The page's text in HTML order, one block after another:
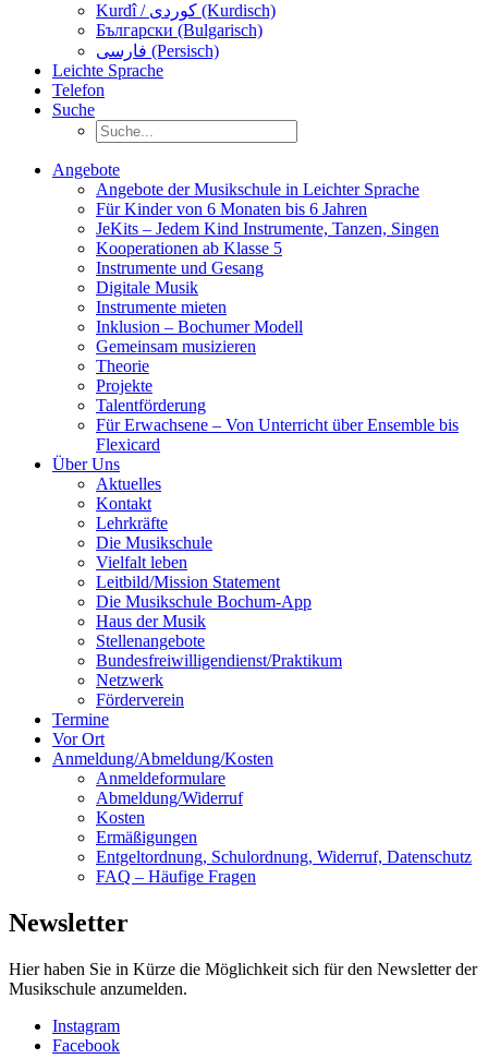
Kurdî / كوردی (Kurdisch)
Български (Bulgarisch)
فارسی (Persisch)
Leichte Sprache
Telefon
Suche
Angebote
Angebote der Musikschule in Leichter Sprache
Für Kinder von 6 Monaten bis 6 Jahren
JeKits – Jedem Kind Instrumente, Tanzen, Singen
Kooperationen ab Klasse 5
Instrumente und Gesang
Digitale Musik
Instrumente mieten
Inklusion – Bochumer Modell
Gemeinsam musizieren
Theorie
Projekte
Talentförderung
Für Erwachsene – Von Unterricht über Ensemble bis
Flexicard
Über Uns
Aktuelles
Kontakt
Lehrkräfte
Die Musikschule
Vielfalt leben
Leitbild/Mission Statement
Die Musikschule Bochum-App
Haus der Musik
Stellenangebote
Bundesfreiwilligendienst/Praktikum
Netzwerk
Förderverein
Termine
Vor Ort
Anmeldung/Abmeldung/Kosten
Anmeldeformulare
Abmeldung/Widerruf
Kosten
Ermäßigungen
Entgeltordnung, Schulordnung, Widerruf, Datenschutz
FAQ – Häufige Fragen
Newsletter
Hier haben Sie in Kürze die Möglichkeit sich für den Newsletter der
Musikschule anzumelden.
Instagram
Facebook